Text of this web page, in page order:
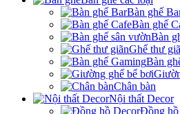
Bàn ghế
Bàn ghế
Bàn
Ghế thư
Bàn
Chân bàn
Nội thất Decor
Đồng